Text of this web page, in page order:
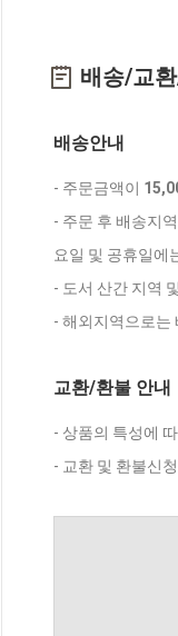
배송/교
배송안내
- 주문금액이
- 주문 후 배송지
요일 및 공휴일에
- 도서 산간 지역
- 해외지역으로는
교환/환불 안내
- 상품의 특성에
- 교환 및 환불신